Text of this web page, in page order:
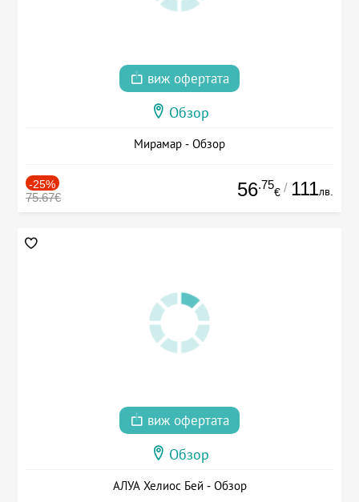
виж офертата
Обзор
Мирамар - Обзор
-25%
75.67€ 56.75
€ / 111лв.
виж офертата
Обзор
АЛУА Хелиос Бей - Обзор